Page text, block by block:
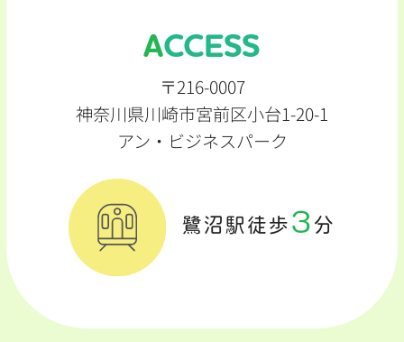
ACCESS
〒216-0007
神奈川県川崎市宮前区小台1-20-1
アン・ビジネスパーク
鷺沼駅徒歩 3 分